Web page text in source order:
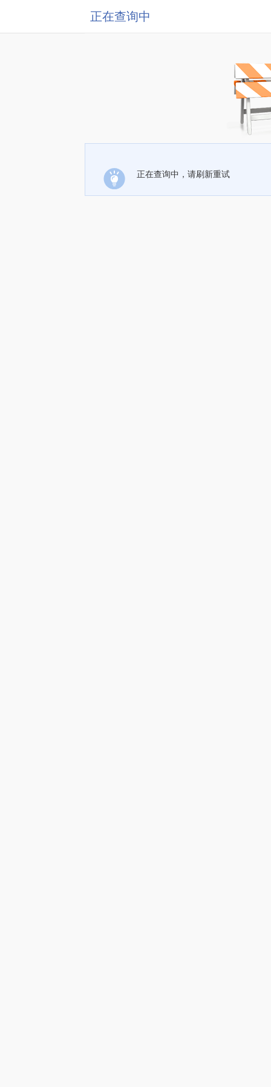
正在查询中
正在查询中，请刷新重试